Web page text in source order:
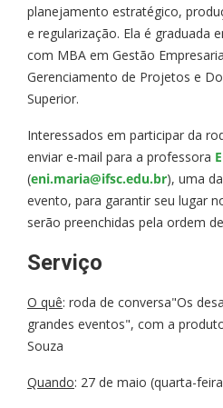
planejamento estratégico,
e regularização. Ela é graduada
com MBA em Gestão
Gerenciamento de Projetos e
Superior.
Interessados em participar da
enviar e-mail para a professora
(eni.maria@ifsc.edu.br), uma
evento, para garantir seu lugar
serão preenchidas pela ordem
Serviço
O quê: roda de conversa"Os
grandes eventos", com a
Souza
Quando: 27 de maio (quarta-